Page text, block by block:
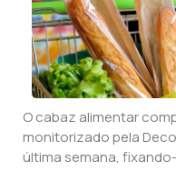
O cabaz alimentar
monitorizado pela
última semana,